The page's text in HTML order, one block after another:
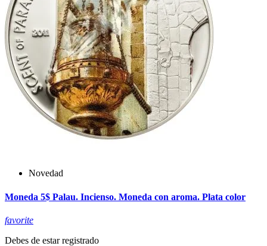
Novedad
Moneda 5$ Palau. Incienso. Moneda con aroma. Plata color
favorite
Debes de estar registrado